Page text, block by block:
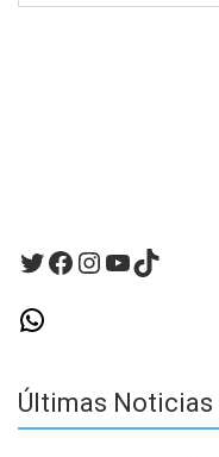
navegador
Twitter
Facebook
Instagram
YouTube
TikTok
WhatsApp
Últimas Noticias